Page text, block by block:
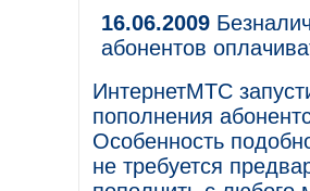
16.06.2009
абонентов
ИнтернетМТС
пополнения
Особенность
не требуется